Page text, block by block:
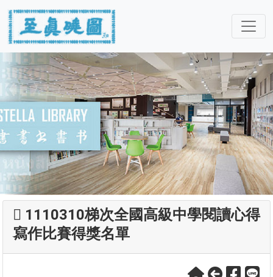
1110310梯次全國高級中學閱讀心得
寫作比賽得獎名單